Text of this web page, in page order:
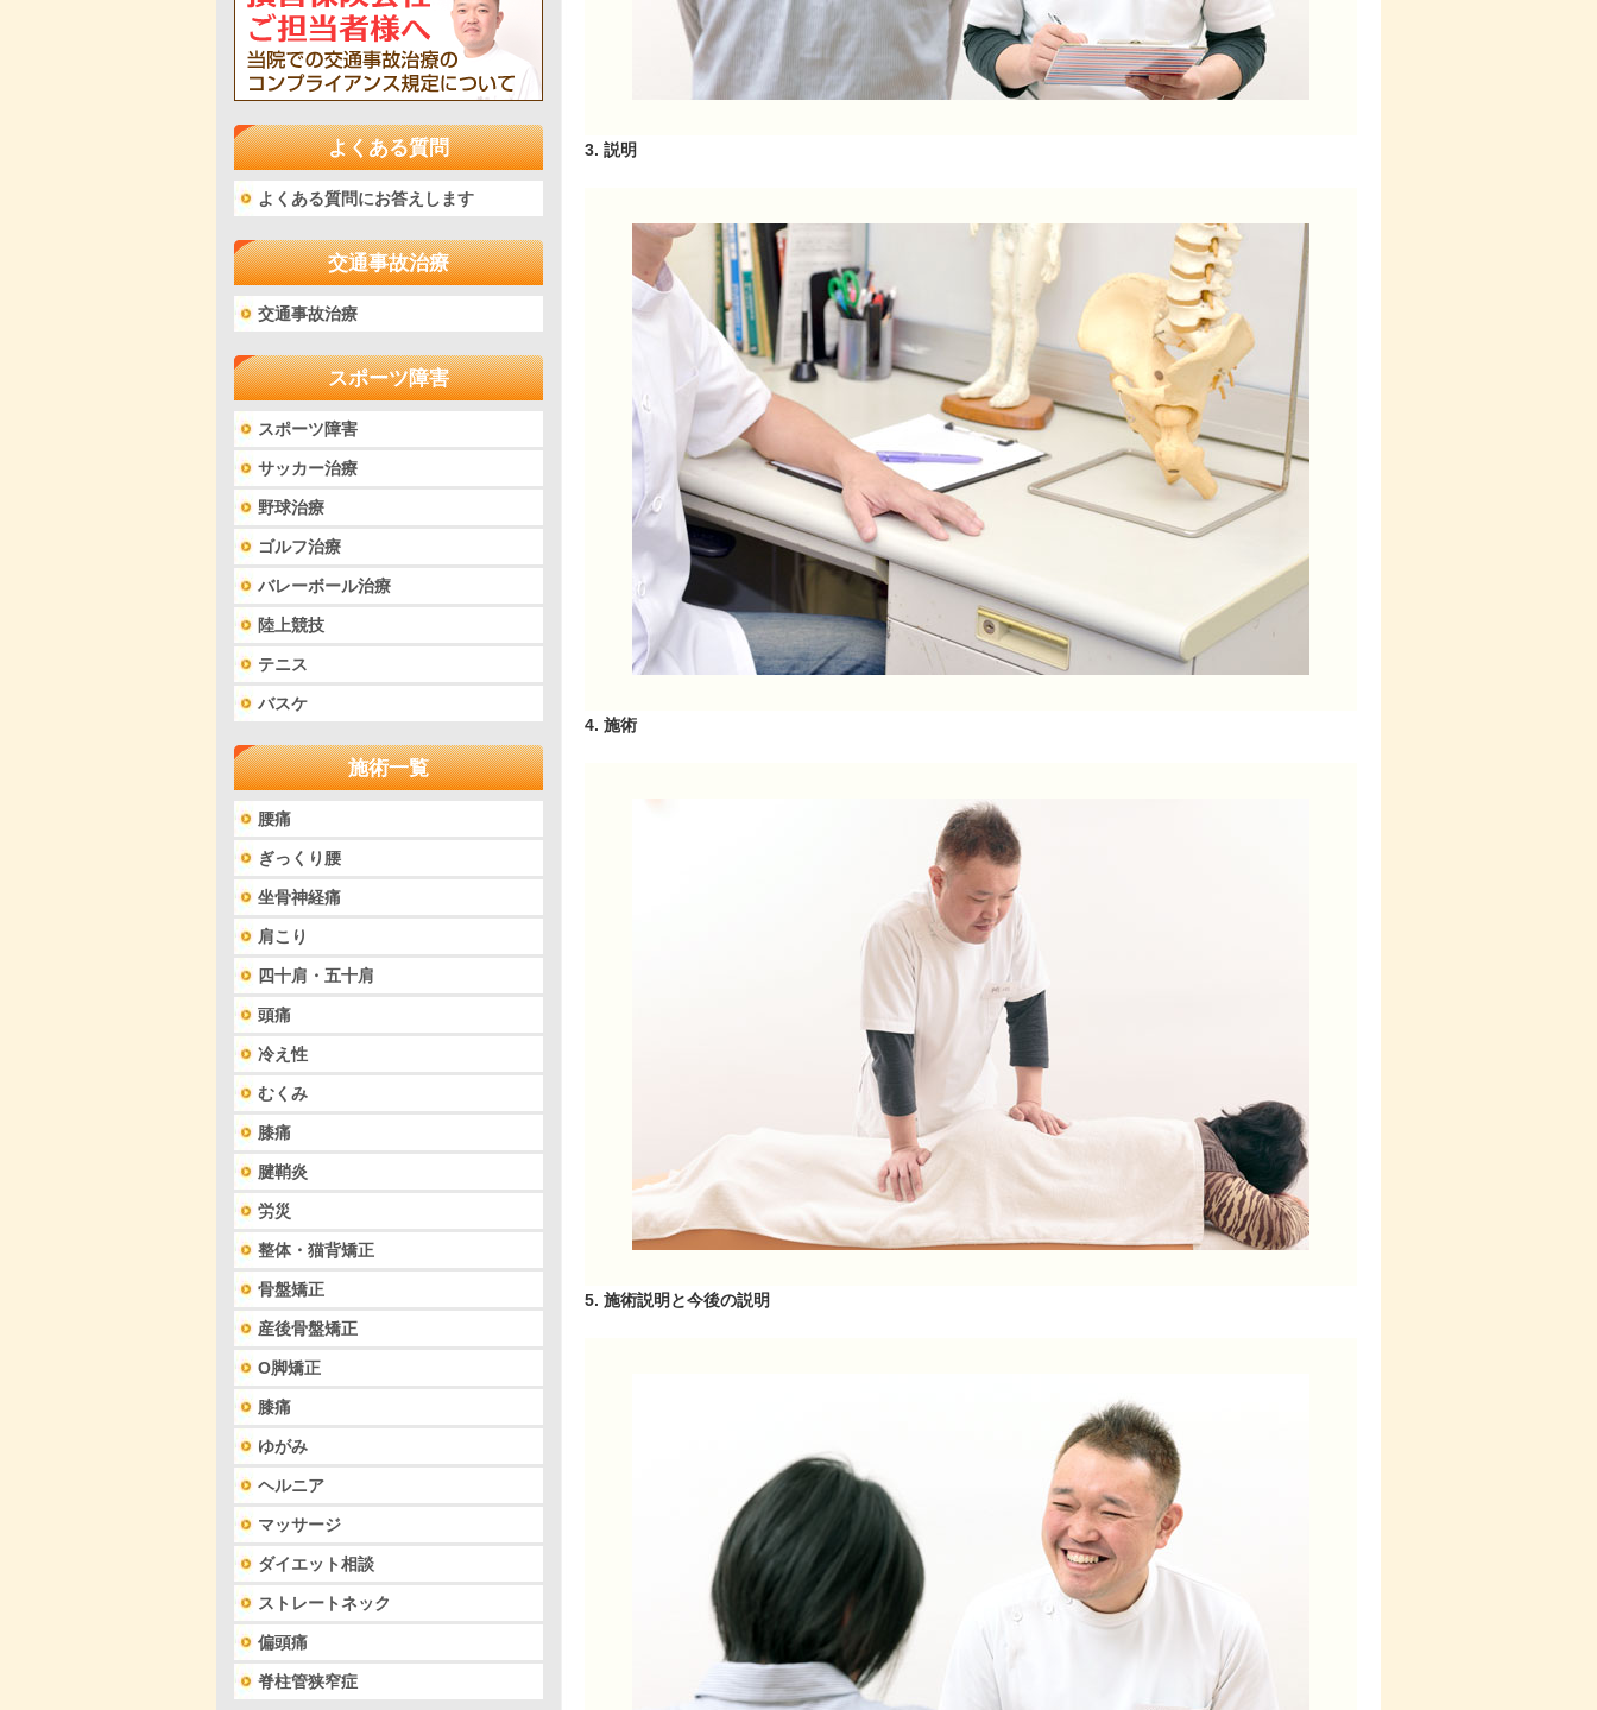
3. 説明
4. 施術
5. 施術説明と今後の説明
よくある質問
よくある質問にお答えします
交通事故治療
交通事故治療
スポーツ障害
スポーツ障害
サッカー治療
野球治療
ゴルフ治療
バレーボール治療
陸上競技
テニス
バスケ
施術一覧
腰痛
ぎっくり腰
坐骨神経痛
肩こり
四十肩・五十肩
頭痛
冷え性
むくみ
膝痛
腱鞘炎
労災
整体・猫背矯正
骨盤矯正
産後骨盤矯正
O脚矯正
膝痛
ゆがみ
ヘルニア
マッサージ
ダイエット相談
ストレートネック
偏頭痛
脊柱管狭窄症